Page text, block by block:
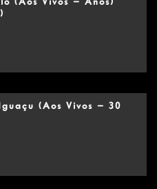
(Aos Vivos – Anos)
(Aos Vivos – 30